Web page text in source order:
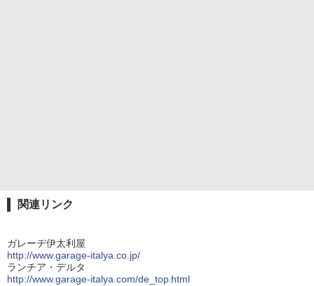
関連リンク
ガレーヂ伊太利屋
http://www.garage-italya.co.jp/
ランチア・デルタ
http://www.garage-italya.com/de_top.html